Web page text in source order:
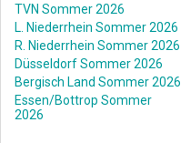
TVN Sommer 2026
L. Niederrhein Sommer 2026
R. Niederrhein Sommer 2026
Düsseldorf Sommer 2026
Bergisch Land Sommer 2026
Essen/Bottrop Sommer
2026